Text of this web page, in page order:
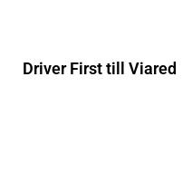
Driver First till Viared